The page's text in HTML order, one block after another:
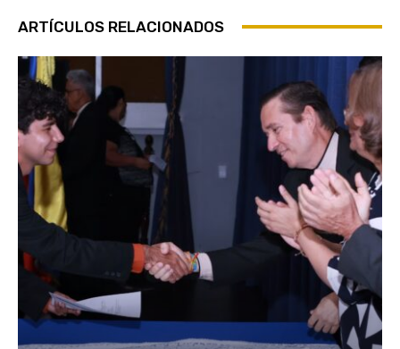
ARTÍCULOS RELACIONADOS